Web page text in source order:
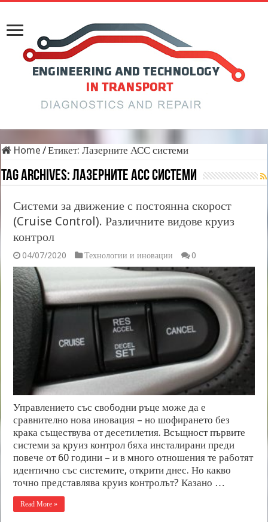
Home /Етикет:Лазерните АСС системи
Tag Archives:Лазерните АСС системи
Системи за движение с постоянна скорост
(Cruise Control). Различните видове круиз
контрол
04/07/2020 Технологии и иновации 0
Управлението със свободни ръце може да е
сравнително нова иновация – но шофирането без
крака съществува от десетилетия. Всъщност първите
системи за круиз контрол бяха инсталирани преди
повече от 60 години – и в много отношения те работят
идентично със системите, открити днес. Но какво
точно представлява круиз контролът? Казано …
Read More »